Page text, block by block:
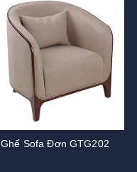
Ghế Sofa Đơn GTG202